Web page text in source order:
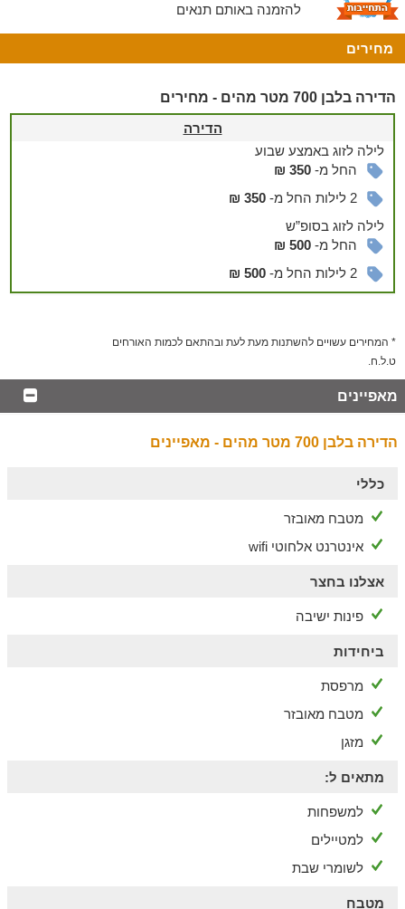
להזמנה באותם תנאים
מחירים
הדירה בלבן 700 מטר מהים - מחירים
הדירה
לילהלזוג באמצע שבוע
החל מ-350 ₪
2 לילות החל מ-
350 ₪
לילהלזוג בסופ”ש
החל מ-500 ₪
2 לילות החל מ-
500 ₪
* המחירים עשויים להשתנות מעת לעת ובהתאם לכמות האורחים
ט.ל.ח.
מאפיינים
הדירה בלבן 700 מטר מהים - מאפיינים
כללי
מטבח מאובזר
אינטרנט אלחוטי wifi
אצלנו בחצר
פינות ישיבה
ביחידות
מרפסת
מטבח מאובזר
מזגן
מתאים ל:
למשפחות
למטיילים
לשומרי שבת
מטבח